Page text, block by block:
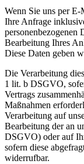
Wenn Sie uns per
Ihre Anfrage
personenbezogenen
Bearbeitung Ihres
Diese Daten geben
Die Verarbeitung
1 lit. b DSGVO,
Vertrags
Maßnahmen
Verarbeitung auf
Bearbeitung der an
DSGVO) oder auf
sofern diese
widerrufbar.